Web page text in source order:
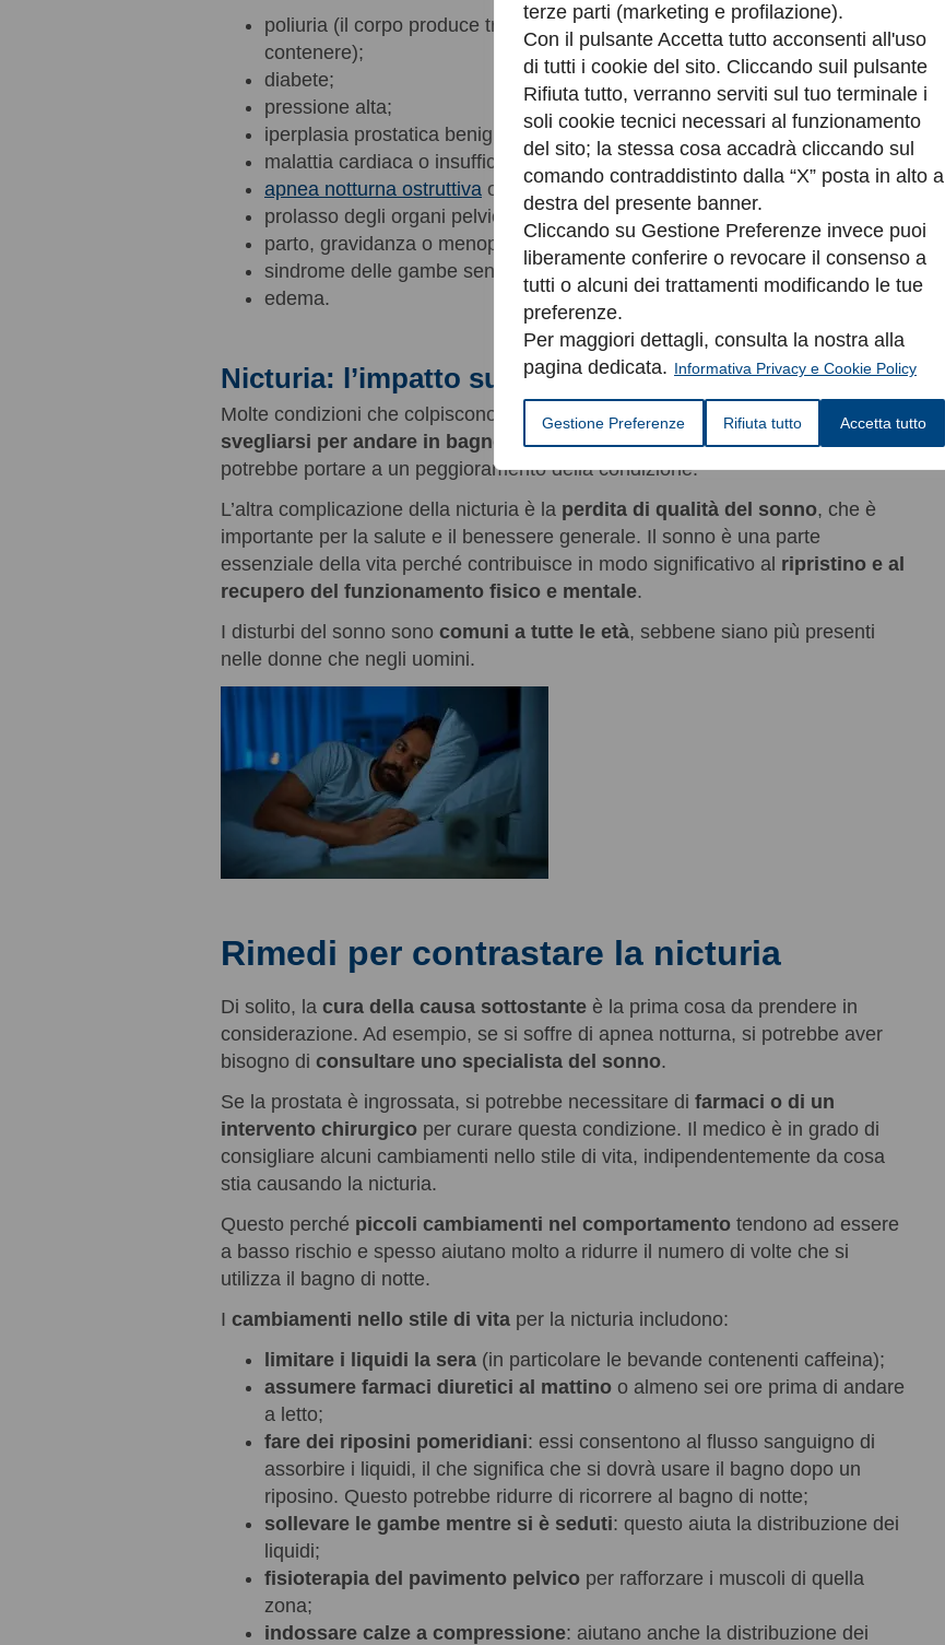
terze parti (marketing e profilazione).
Con il pulsante Accetta tutto acconsenti all'uso
di tutti i cookie del sito. Cliccando suil pulsante
Rifiuta tutto, verranno serviti sul tuo terminale i
soli cookie tecnici necessari al funzionamento
del sito; la stessa cosa accadrà cliccando sul
comando contraddistinto dalla “X” posta in alto a
destra del presente banner.
Cliccando su Gestione Preferenze invece puoi
liberamente conferire o revocare il consenso a
tutti o alcuni dei trattamenti modificando le tue
preferenze.
Per maggiori dettagli, consulta la nostra alla
pagina dedicata. Informativa Privacy e Cookie Policy
Gestione Preferenze Rifiuta tutto Accetta tutto
poliuria (il corpo produce troppa urina perché la vescica la possa
contenere);
diabete;
pressione alta;
iperplasia prostatica benigna o ostruzione della prostata;
malattia cardiaca o insufficienza cardiaca congestizia;
apnea notturna ostruttiva o altri disturbi del sonno;
prolasso degli organi pelvici;
parto, gravidanza o menopausa;
sindrome delle gambe senza riposo;
edema.
Nicturia: l’impatto su un sonno adeguato
Molte condizioni che colpiscono la vescica o la prostata possono portare a
svegliarsi per andare in bagno
: non curare queste condizioni di base
potrebbe portare a un peggioramento della condizione.
L’altra complicazione della nicturia è la perdita di qualità del sonno, che è
importante per la salute e il benessere generale. Il sonno è una parte
essenziale della vita perché contribuisce in modo significativo al ripristino e al
recupero del funzionamento fisico e mentale.
I disturbi del sonno sono comuni a tutte le età, sebbene siano più presenti
nelle donne che negli uomini.
Rimedi per contrastare la nicturia
Di solito, la cura della causa sottostante è la prima cosa da prendere in
considerazione. Ad esempio, se si soffre di apnea notturna, si potrebbe aver
bisogno di consultare uno specialista del sonno.
Se la prostata è ingrossata, si potrebbe necessitare di farmaci o di un
intervento chirurgico per curare questa condizione. Il medico è in grado di
consigliare alcuni cambiamenti nello stile di vita, indipendentemente da cosa
stia causando la nicturia.
Questo perché piccoli cambiamenti nel comportamento tendono ad essere
a basso rischio e spesso aiutano molto a ridurre il numero di volte che si
utilizza il bagno di notte.
I cambiamenti nello stile di vita per la nicturia includono:
limitare i liquidi la sera (in particolare le bevande contenenti caffeina);
assumere farmaci diuretici al mattino o almeno sei ore prima di andare
a letto;
fare dei riposini pomeridiani: essi consentono al flusso sanguigno di
assorbire i liquidi, il che significa che si dovrà usare il bagno dopo un
riposino. Questo potrebbe ridurre di ricorrere al bagno di notte;
sollevare le gambe mentre si è seduti: questo aiuta la distribuzione dei
liquidi;
fisioterapia del pavimento pelvico per rafforzare i muscoli di quella
zona;
indossare calze a compressione: aiutano anche la distribuzione dei